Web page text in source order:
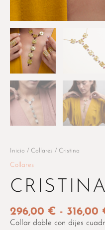
Inicio / Collares / Cristina
Collares
CRISTINA
296,00 € - 316,00
Collar doble con dijes